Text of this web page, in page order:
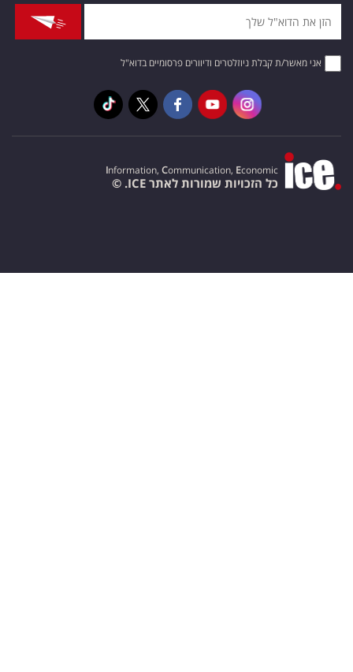
אני מאשר/ת קבלת ניוזלטרים ודיוורים פרסומיים בדוא"ל
Information, Communication, Economic
כל הזכויות שמורות לאתר ICE. ©